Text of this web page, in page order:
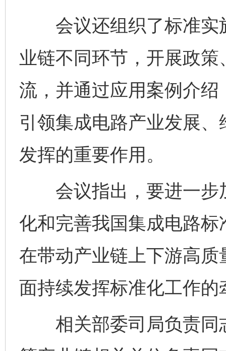
会议还组织了标准实
业链不同环节，开展政
流，并通过应用案例介
引领集成电路产业发展
发挥的重要作用。
会议指出，要进一步
化和完善我国集成电路
在带动产业链上下游高
面持续发挥标准化工作
相关部委司局负责同